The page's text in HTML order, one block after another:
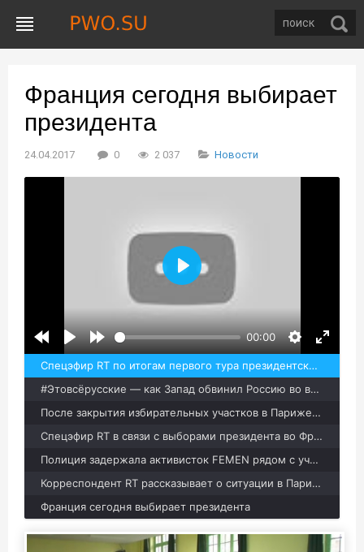
Франция сегодня выбирает
президента
24.04.2017 0 2 037 Новости
00:00
Воспроизвести
Спецэфир RT по итогам первого тура президентских выборов во Франции
#Этовсёрусские — как Запад обвинил Россию во вмешательстве в выборы президента Франции
После закрытия избирательных участков в Париже вспыхнули протесты
Спецэфир RT в связи с выборами президента во Франции
Полиция задержала активисток FEMEN рядом с участком где голосовала Ле Пен
Корреспондент RT рассказывает о ситуации в Париже в день президентских выборов
Франция сегодня выбирает президента